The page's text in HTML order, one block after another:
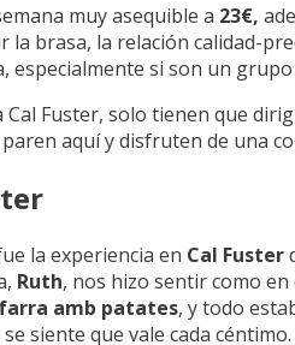
muy asequible a 23€,
brasa, la relación calidad-
especialmente si son un
Fuster, solo tienen que
aquí y disfruten de una
la experiencia en Cal Fuster
Ruth, nos hizo sentir como
amb patates, y todo
siente que vale cada